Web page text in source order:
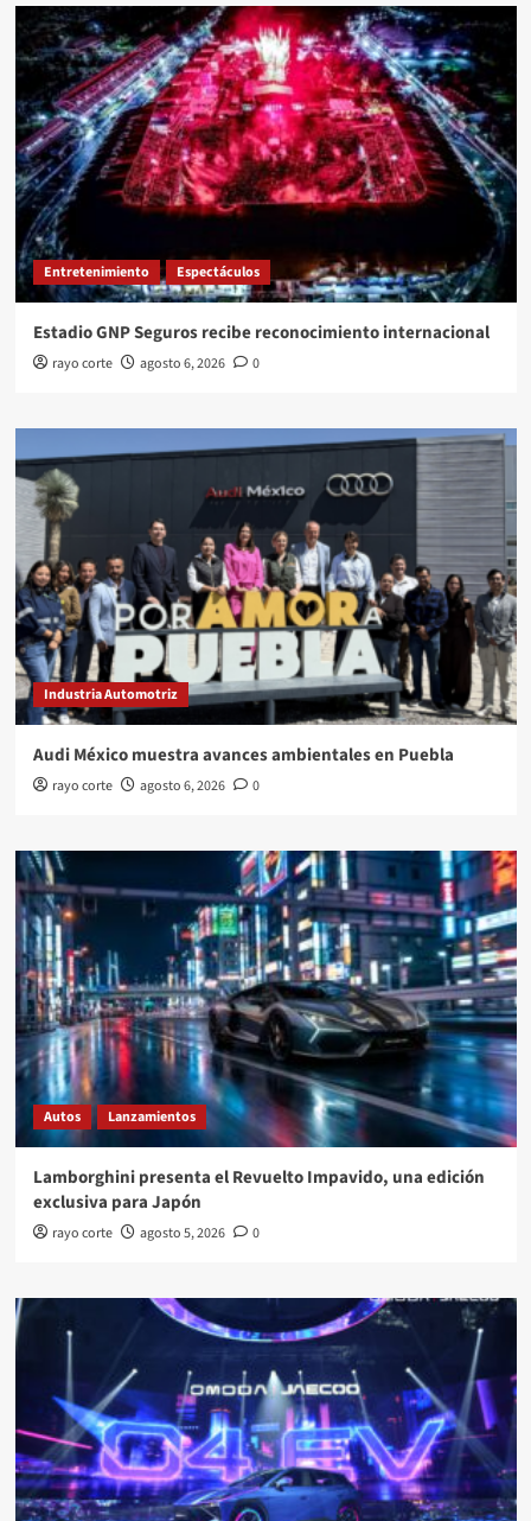
Entretenimiento Espectáculos
Estadio GNP Seguros recibe reconocimiento internacional
rayo corte agosto 6, 2026 0
Industria Automotriz
Audi México muestra avances ambientales en Puebla
rayo corte agosto 6, 2026 0
Autos Lanzamientos
Lamborghini presenta el Revuelto Impavido, una edición
exclusiva para Japón
rayo corte agosto 5, 2026 0